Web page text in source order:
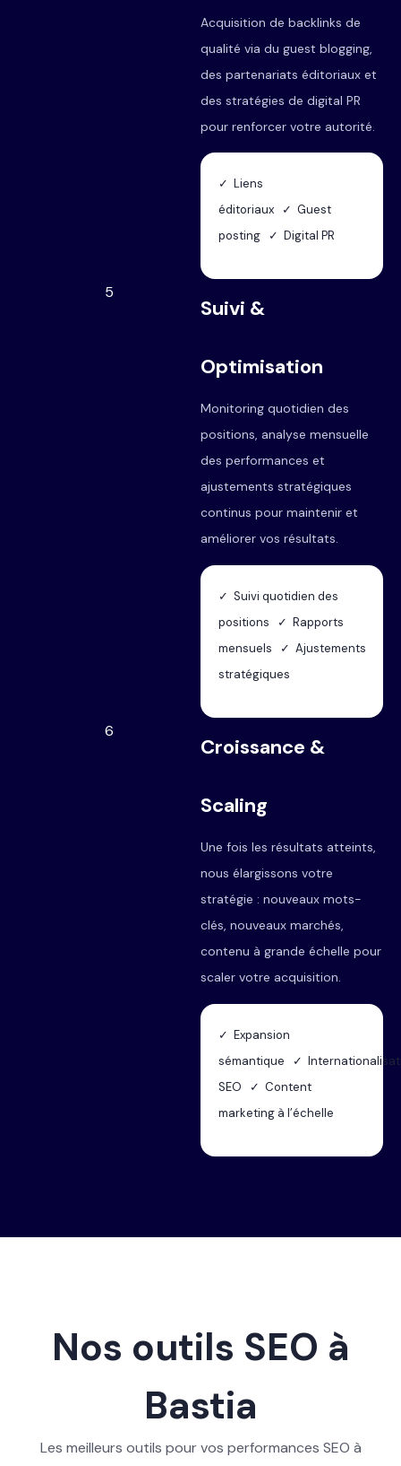
Acquisition de backlinks de
qualité via du guest blogging,
des partenariats éditoriaux et
des stratégies de digital PR
pour renforcer votre autorité.
✓ Liens
éditoriaux ✓ Guest
posting ✓ Digital PR
5
Suivi &
Optimisation
Monitoring quotidien des
positions, analyse mensuelle
des performances et
ajustements stratégiques
continus pour maintenir et
améliorer vos résultats.
✓ Suivi quotidien des
positions ✓ Rapports
mensuels ✓ Ajustements
stratégiques
6
Croissance &
Scaling
Une fois les résultats atteints,
nous élargissons votre
stratégie : nouveaux mots-
clés, nouveaux marchés,
contenu à grande échelle pour
scaler votre acquisition.
✓ Expansion
sémantique ✓
SEO ✓ Content
marketing à l’échelle
Nos outils SEO à
Bastia
Les meilleurs outils pour vos performances SEO à